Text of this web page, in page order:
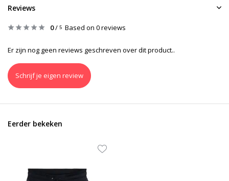
Reviews
0/ 5 Based on 0 reviews
Er zijn nog geen reviews geschreven over dit product..
Schrijf je eigen review
Eerder bekeken